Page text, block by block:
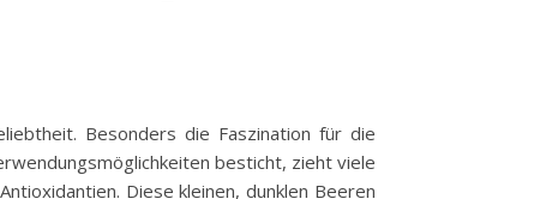
Besonders die Faszination für die
besticht, zieht viele
Diese kleinen, dunklen Beeren